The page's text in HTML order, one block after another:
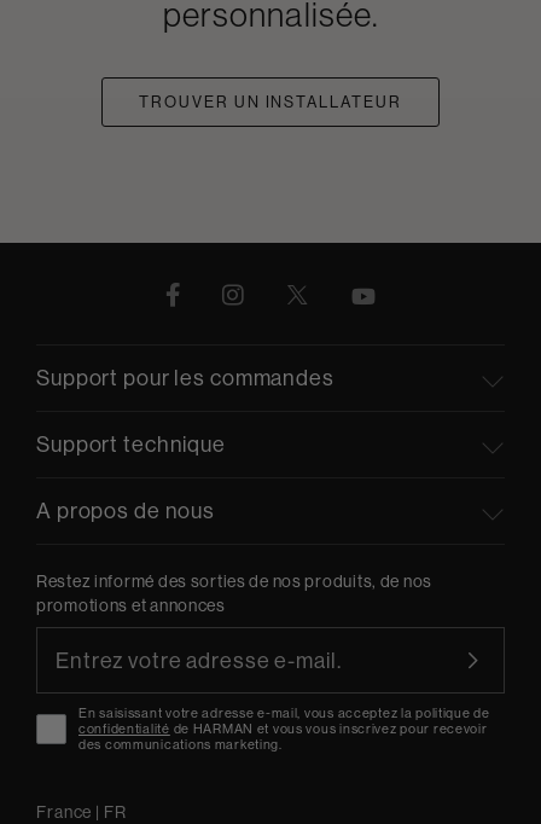
personnalisée.
TROUVER UN INSTALLATEUR
Support pour les commandes
Support technique
A propos de nous
Restez informé des sorties de nos produits, de nos
promotions et annonces
En saisissant votre adresse e-mail, vous acceptez la politique de
confidentialité de HARMAN et vous vous inscrivez pour recevoir
des communications marketing.
France | FR